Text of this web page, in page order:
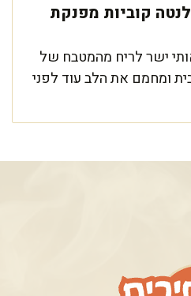
קוביות מפנקת
ישר לריח מהמטבח של
ומחמם את הלב עוד לפני